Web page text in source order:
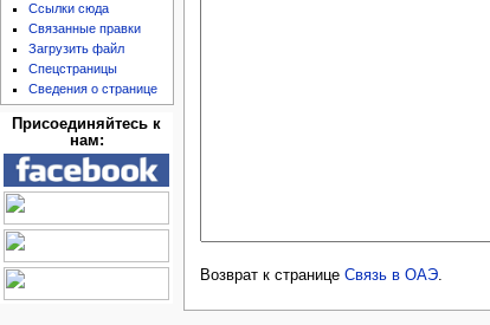
Возврат к странице Связь в ОАЭ.
Ссылки сюда
Связанные правки
Загрузить файл
Спецстраницы
Сведения о странице
Присоединяйтесь к
нам: